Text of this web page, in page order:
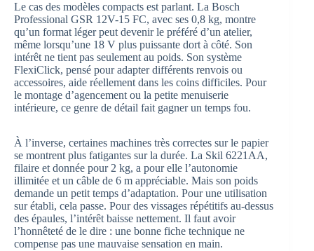
Le cas des modèles compacts est parlant. La Bosch
Professional GSR 12V-15 FC, avec ses 0,8 kg, montre
qu’un format léger peut devenir le préféré d’un atelier,
même lorsqu’une 18 V plus puissante dort à côté. Son
intérêt ne tient pas seulement au poids. Son système
FlexiClick, pensé pour adapter différents renvois ou
accessoires, aide réellement dans les coins difficiles. Pour
le montage d’agencement ou la petite menuiserie
intérieure, ce genre de détail fait gagner un temps fou.
À l’inverse, certaines machines très correctes sur le papier
se montrent plus fatigantes sur la durée. La Skil 6221AA,
filaire et donnée pour 2 kg, a pour elle l’autonomie
illimitée et un câble de 6 m appréciable. Mais son poids
demande un petit temps d’adaptation. Pour une utilisation
sur établi, cela passe. Pour des vissages répétitifs au-dessus
des épaules, l’intérêt baisse nettement. Il faut avoir
l’honnêteté de le dire : une bonne fiche technique ne
compense pas une mauvaise sensation en main.